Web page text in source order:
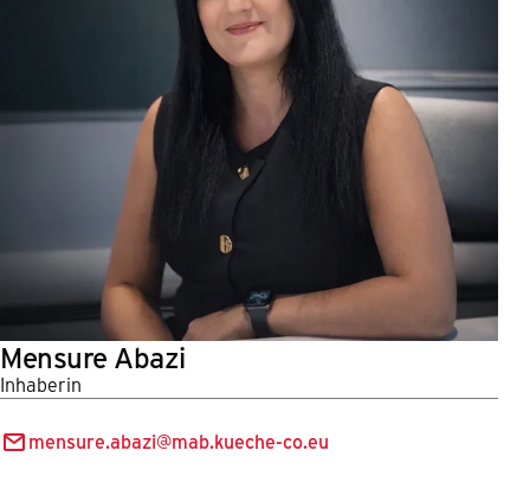
Mensure Abazi
Inhaberin
mensure.abazi@mab.kueche-co.eu